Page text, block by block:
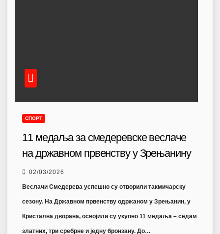
СПОРТ
11 медаља за смедеревске веслаче
на државном првенству у Зрењанину
02/03/2026
Веслачи Смедерева успешно су отворили такмичарску
сезону. На Државном првенству одржаном у Зрењанин, у
Кристална дворана, освојили су укупно 11 медаља – седам
златних, три сребрне и једну бронзану. До…